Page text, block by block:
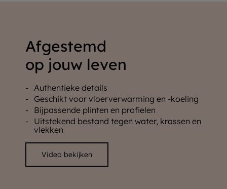
Afgestemd
op jouw leven
Authentieke details
Geschikt voor vloerverwarming en -koeling
Bijpassende plinten en profielen
Uitstekend bestand tegen water, krassen en
vlekken
Video bekijken
Natuurlijk ontwerp